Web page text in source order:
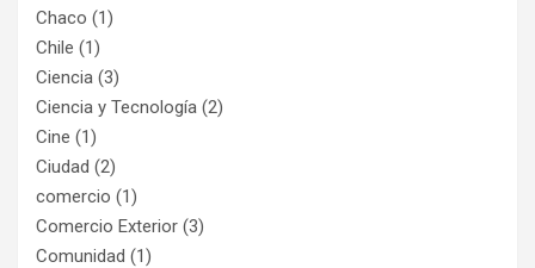
Chaco (1)
Chile (1)
Ciencia (3)
Ciencia y Tecnología (2)
Cine (1)
Ciudad (2)
comercio (1)
Comercio Exterior (3)
Comunidad (1)